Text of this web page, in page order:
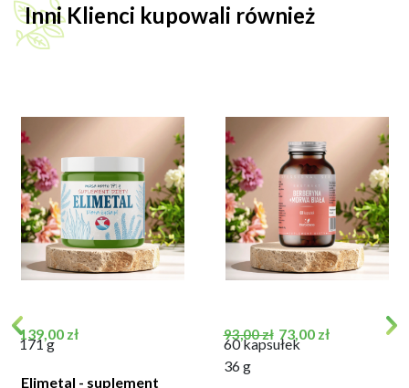
Inni Klienci kupowali również
Cena
139,00 zł
171 g
Elimetal - suplement
Cena podstawowa
93,00 zł Cena
73,00 zł
60 kapsułek
36 g